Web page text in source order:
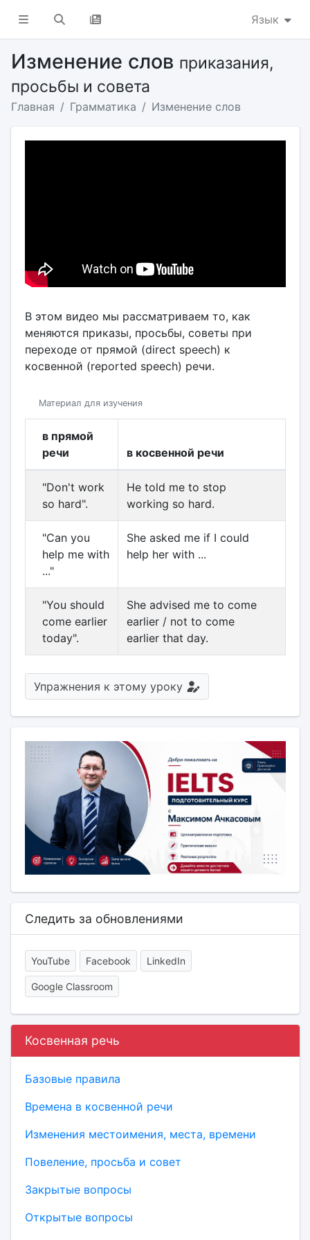
Язык
Изменение слов приказания,
просьбы и совета
Главная Грамматика Изменение слов
В этом видео мы рассматриваем то, как
меняются приказы, просьбы, советы при
переходе от прямой (direct speech) к
косвенной (reported speech) речи.
Материал для изучения
в прямой
речи
в косвенной речи
"Don't work
so hard".
He told me to stop
working so hard.
"Can you
help me with
..."
She asked me if I could
help her with ...
"You should
come earlier
today".
She advised me to come
earlier / not to come
earlier that day.
Упражнения к этому уроку
Следить за обновлениями
YouTube Facebook LinkedIn
Google Classroom
Косвенная речь
Базовые правила
Времена в косвенной речи
Изменения местоимения, места, времени
Повеление, просьба и совет
Закрытые вопросы
Открытые вопросы